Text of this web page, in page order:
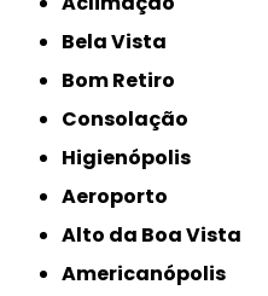
Bela Vista
Bom Retiro
Consolação
Higienópolis
Aeroporto
Alto da Boa Vista
Americanópolis